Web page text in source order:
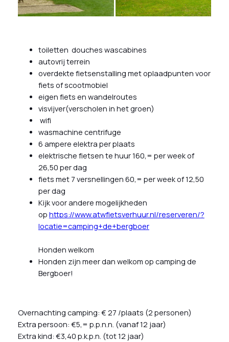
toiletten douches wascabines
autovrij terrein
overdekte fietsenstalling met oplaadpunten voor
fiets of scootmobiel
eigen fiets en wandelroutes
visvijver(verscholen in het groen)
wifi
wasmachine centrifuge
6 ampere elektra per plaats
elektrische fietsen te huur 160,= per week of
26,50 per dag
fiets met 7 versnellingen 60,= per week of 12,50
per dag
Kijk voor andere mogelijkheden
op https://www.atwfietsverhuur.nl/reserveren/?
locatie=camping+de+bergboer
Honden welkom
Honden zijn meer dan welkom op camping de
Bergboer!
Overnachting camping: € 27 /plaats (2 personen)
Extra persoon: €5,= p.p.n.n. (vanaf 12 jaar)
Extra kind: €3,40 p.k.p.n. (tot 12 jaar)